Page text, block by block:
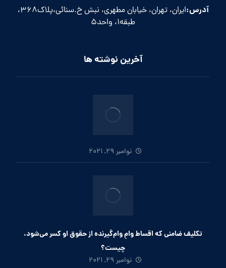
آدرس:
ایران، تهران، خیابان مطهری، نبش خ.سنائی،پلاک368،
طبقه1، واحد5
آخرین نوشته ها
نوامبر 29, 2021
تکلیف ضامنی که اقساط وامِ وام‌گیرنده از حقوق او کسر می‌شود،
چیست؟
نوامبر 29, 2021